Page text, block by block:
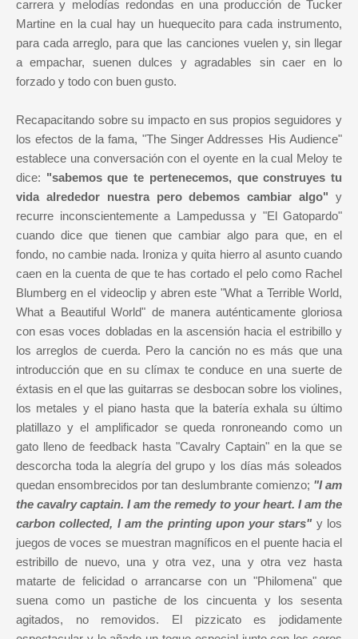
carrera y melodías redondas en una producción de Tucker
Martine en la cual hay un huequecito para cada instrumento,
para cada arreglo, para que las canciones vuelen y, sin llegar
a empachar, suenen dulces y agradables sin caer en lo
forzado y todo con buen gusto.
Recapacitando sobre su impacto en sus propios seguidores y
los efectos de la fama, "The Singer Addresses His Audience"
establece una conversación con el oyente en la cual Meloy te
dice: "sabemos que te pertenecemos, que construyes tu
vida alrededor nuestra pero debemos cambiar algo" y
recurre inconscientemente a Lampedussa y "El Gatopardo"
cuando dice que tienen que cambiar algo para que, en el
fondo, no cambie nada. Ironiza y quita hierro al asunto cuando
caen en la cuenta de que te has cortado el pelo como Rachel
Blumberg en el videoclip y abren este "What a Terrible World,
What a Beautiful World" de manera auténticamente gloriosa
con esas voces dobladas en la ascensión hacia el estribillo y
los arreglos de cuerda. Pero la canción no es más que una
introducción que en su clímax te conduce en una suerte de
éxtasis en el que las guitarras se desbocan sobre los violines,
los metales y el piano hasta que la batería exhala su último
platillazo y el amplificador se queda ronroneando como un
gato lleno de feedback hasta "Cavalry Captain" en la que se
descorcha toda la alegría del grupo y los días más soleados
quedan ensombrecidos por tan deslumbrante comienzo; "I am
the cavalry captain. I am the remedy to your heart. I am the
carbon collected, I am the printing upon your stars" y los
juegos de voces se muestran magníficos en el puente hacia el
estribillo de nuevo, una y otra vez, una y otra vez hasta
matarte de felicidad o arrancarse con un "Philomena" que
suena como un pastiche de los cincuenta y los sesenta
agitados, no removidos. El pizzicato es jodidamente